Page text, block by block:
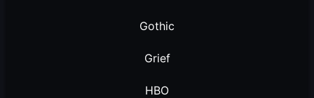
Gothic
Grief
HBO